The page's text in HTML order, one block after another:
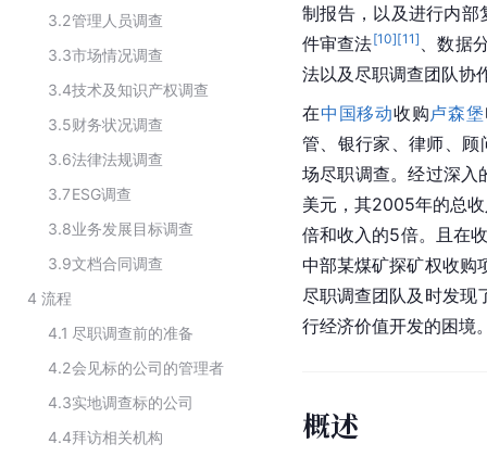
3.2管理人员调查
3.3市场情况调查
3.4技术及知识产权调查
3.5财务状况调查
3.6法律法规调查
3.7ESG调查
3.8业务发展目标调查
3.9文档合同调查
4 流程
4.1 尽职调查前的准备
4.2会见标的公司的管理者
4.3实地调查标的公司
4.4拜访相关机构
制报告，以及进行内
件审查法[10][11]
、数据
法以及尽职调查团队协
在中国移动收购卢森堡
管、银行家、律师、
场尽职调查。经过深
美元，其2005年的总
倍和收入的5倍。且在
中部某煤矿探矿权收购
尽职调查团队及时发现
行经济价值开发的困境
概述